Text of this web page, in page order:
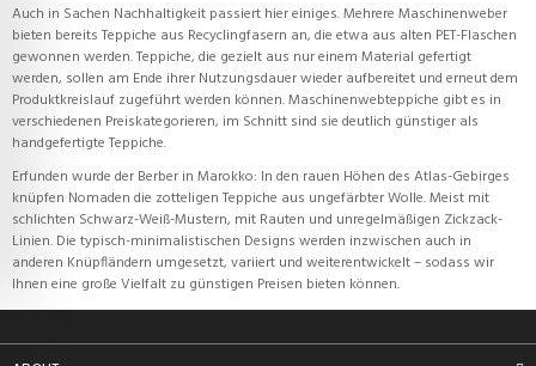
Auch in Sachen Nachhaltigkeit passiert hier einiges. Mehrere Maschinenweber
bieten bereits Teppiche aus Recyclingfasern an, die etwa aus alten PET-Flaschen
gewonnen werden. Teppiche, die gezielt aus nur einem Material gefertigt
werden, sollen am Ende ihrer Nutzungsdauer wieder aufbereitet und erneut dem
Produktkreislauf zugeführt werden können. Maschinenwebteppiche gibt es in
verschiedenen Preiskategorieren, im Schnitt sind sie deutlich günstiger als
handgefertigte Teppiche.
Erfunden wurde der Berber in Marokko: In den rauen Höhen des Atlas-Gebirges
knüpfen Nomaden die zotteligen Teppiche aus ungefärbter Wolle. Meist mit
schlichten Schwarz-Weiß-Mustern, mit Rauten und unregelmäßigen Zickzack-
Linien. Die typisch-minimalistischen Designs werden inzwischen auch in
anderen Knüpfländern umgesetzt, variiert und weiterentwickelt – sodass wir
Ihnen eine große Vielfalt zu günstigen Preisen bieten können.